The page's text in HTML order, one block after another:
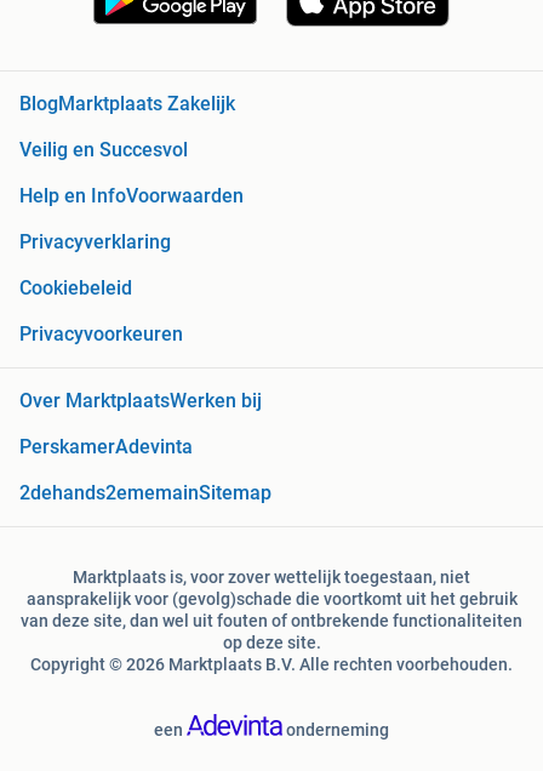
Blog Marktplaats Zakelijk
Veilig en Succesvol
Help en InfoVoorwaarden
Privacyverklaring
Cookiebeleid
Privacyvoorkeuren
Over MarktplaatsWerken bij
PerskamerAdevinta
2dehands2ememainSitemap
Marktplaats is, voor zover wettelijk toegestaan, niet
aansprakelijk voor (gevolg)schade die voortkomt uit het gebruik
van deze site, dan wel uit fouten of ontbrekende functionaliteiten
op deze site.
Copyright © 2026 Marktplaats B.V. Alle rechten voorbehouden.
een onderneming